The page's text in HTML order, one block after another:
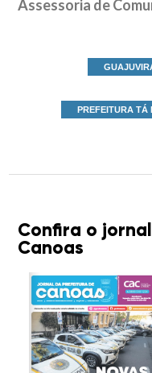
Assessoria de
PREFEITURA TÁ
Confira o
Canoas